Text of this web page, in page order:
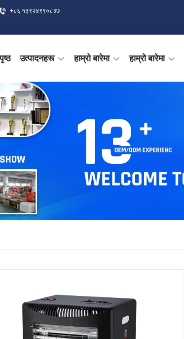
+८६ १३९२४९९०८३७
उत्पादनहरू हाम्रो बारेमा हाम्रो बारेमा